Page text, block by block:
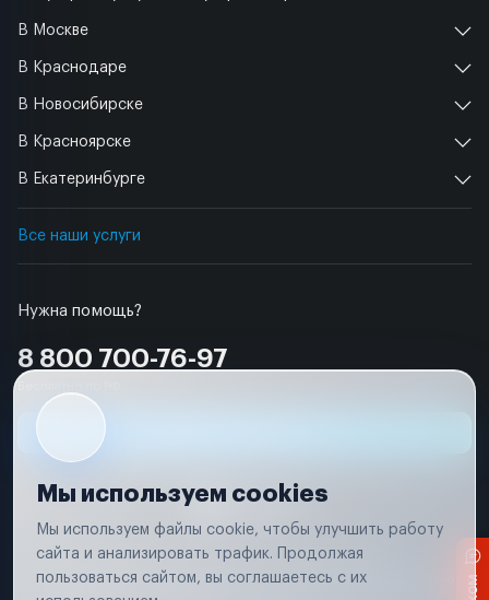
Нужна помощь?
8 800 700-76-97
В Москве
В Краснодаре
В Новосибирске
В Красноярске
В Екатеринбурге
Все наши услуги
Условия использования
Удаление аккаунта
Вся информация, представленная на сайте, носит исключительно
Мы используем cookies
Мы используем файлы cookie, чтобы улучшить работу
сайта и анализировать трафик. Продолжая
пользоваться сайтом, вы соглашаетесь с их